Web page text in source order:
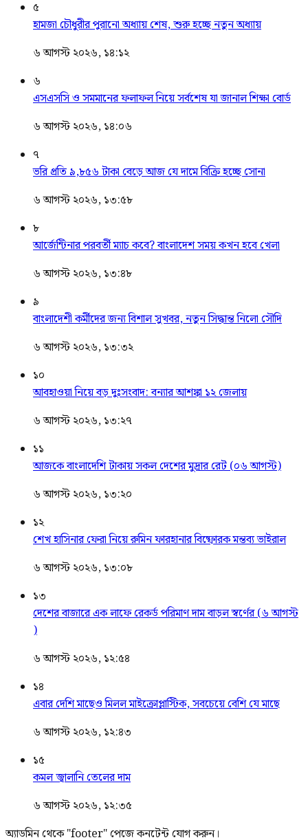
৫
হামজা চৌধুরীর পুরানো অধ্যায় শেষ, শুরু হচ্ছে নতুন অধ্যায়
৬ আগস্ট ২০২৬, ১৪:১২
৬
এসএসসি ও সমমানের ফলাফল নিয়ে সর্বশেষ যা জানাল শিক্ষা বোর্ড
৬ আগস্ট ২০২৬, ১৪:০৬
৭
ভরি প্রতি ৯,৮৫৬ টাকা বেড়ে আজ যে দামে বিক্রি হচ্ছে সোনা
৬ আগস্ট ২০২৬, ১৩:৫৮
৮
আর্জেন্টিনার পরবর্তী ম্যাচ কবে? বাংলাদেশ সময় কখন হবে খেলা
৬ আগস্ট ২০২৬, ১৩:৪৮
৯
বাংলাদেশী কর্মীদের জন্য বিশাল সুখবর, নতুন সিদ্ধান্ত নিলো সৌদি
৬ আগস্ট ২০২৬, ১৩:৩২
১০
আবহাওয়া নিয়ে বড় দুঃসংবাদ: বন্যার আশঙ্কা ১২ জেলায়
৬ আগস্ট ২০২৬, ১৩:২৭
১১
আজকে বাংলাদেশি টাকায় সকল দেশের মুদ্রার রেট (০৬ আগস্ট)
৬ আগস্ট ২০২৬, ১৩:২০
১২
শেখ হাসিনার ফেরা নিয়ে রুমিন ফারহানার বিষ্ফোরক মন্তব্য ভাইরাল
৬ আগস্ট ২০২৬, ১৩:০৮
১৩
দেশের বাজারে এক লাফে রেকর্ড পরিমাণ দাম বাড়ল স্বর্ণের (৬ আগস্ট
)
৬ আগস্ট ২০২৬, ১২:৫৪
১৪
এবার দেশি মাছেও মিলল মাইক্রোপ্লাস্টিক, সবচেয়ে বেশি যে মাছে
৬ আগস্ট ২০২৬, ১২:৪৩
১৫
কমল জ্বালানি তেলের দাম
৬ আগস্ট ২০২৬, ১২:৩৫
অ্যাডমিন থেকে "footer" পেজে কনটেন্ট যোগ করুন।